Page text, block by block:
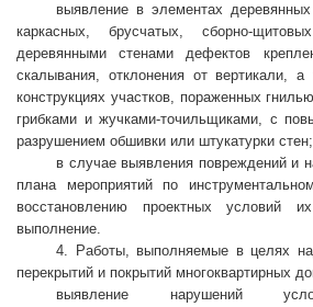
выявление в элементах
каркасных, брусчатых, сборно-
деревянными стенами дефектов
скалывания, отклонения от вертикали,
конструкциях участков, пораженных
грибками и жучками-точильщиками, с
разрушением обшивки или штукатурки стен;
в случае выявления повреждений и
плана мероприятий по
восстановлению проектных условий
выполнение.
4. Работы, выполняемые в целях
перекрытий и покрытий многоквартирных
выявление нарушений